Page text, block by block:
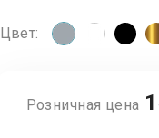
Цвет:
Розничная цена